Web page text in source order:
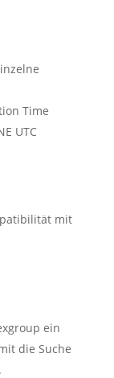
Time
UTC
mit
ein
die Suche